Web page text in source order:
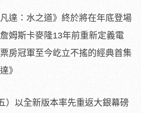
達：水之道》終於將在年底登場
姆斯卡麥隆13年前重新定義電
房冠軍至今屹立不搖的經典首集
》
以全新版本率先重返大銀幕磅